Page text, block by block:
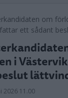
i
2026 11.00